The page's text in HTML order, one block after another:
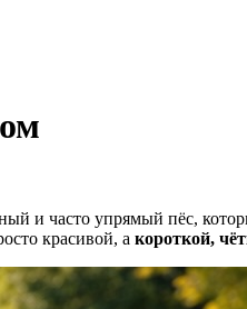
и часто упрямый пёс,
красивой, а короткой,